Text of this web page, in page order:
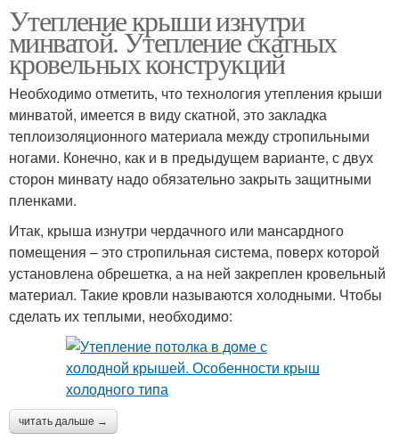
Утепление крыши изнутри
минватой. Утепление скатных
кровельных конструкций
Необходимо отметить, что технология утепления крыши
минватой, имеется в виду скатной, это закладка
теплоизоляционного материала между стропильными
ногами. Конечно, как и в предыдущем варианте, с двух
сторон минвату надо обязательно закрыть защитными
пленками.
Итак, крыша изнутри чердачного или мансардного
помещения – это стропильная система, поверх которой
установлена обрешетка, а на ней закреплен кровельный
материал. Такие кровли называются холодными. Чтобы
сделать их теплыми, необходимо:
читать дальше →